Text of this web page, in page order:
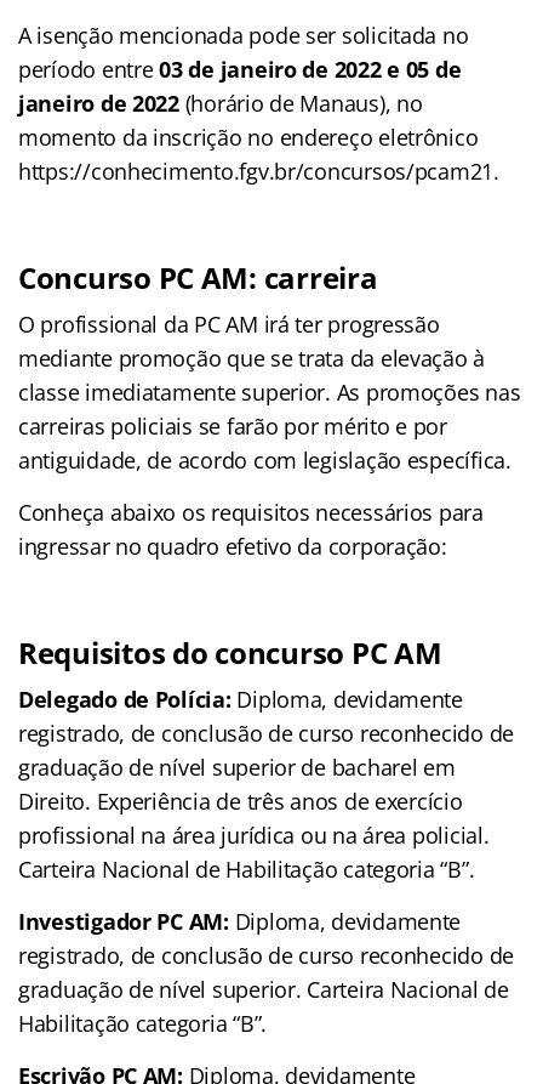
A isenção mencionada pode ser solicitada no
período entre03 de janeiro de 2022 e 05 de
janeiro de 2022(horário de Manaus), no
momento da inscrição no endereço eletrônico
https://conhecimento.fgv.br/concursos/pcam21.
Concurso PC AM: carreira
O profissional da PC AM irá ter progressão
mediante promoção que se trata da elevação à
classe imediatamente superior. As promoções nas
carreiras policiais se farão por mérito e por
antiguidade, de acordo com legislação específica.
Conheça abaixo os requisitos necessários para
ingressar no quadro efetivo da corporação:
Requisitos do concurso PC AM
Delegado de Polícia: Diploma, devidamente
registrado, de conclusão de curso reconhecido de
graduação de nível superior de bacharel em
Direito. Experiência de três anos de exercício
profissional na área jurídica ou na área policial.
Carteira Nacional de Habilitação categoria “B”.
Investigador PC AM: Diploma, devidamente
registrado, de conclusão de curso reconhecido de
graduação de nível superior. Carteira Nacional de
Habilitação categoria “B”.
Escrivão PC AM: Diploma, devidamente